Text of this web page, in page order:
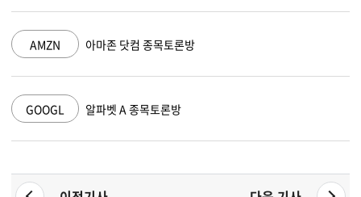
AMZN 아마존 닷컴 종목토론방
GOOGL 알파벳 A 종목토론방